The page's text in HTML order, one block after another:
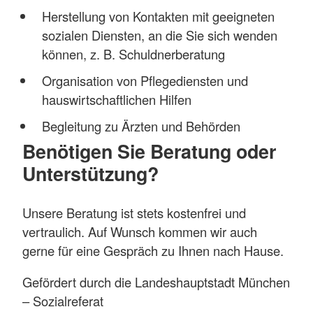
Herstellung von Kontakten mit geeigneten
sozialen Diensten, an die Sie sich wenden
können, z. B. Schuldnerberatung
Organisation von Pflegediensten und
hauswirtschaftlichen Hilfen
Begleitung zu Ärzten und Behörden
Benötigen Sie Beratung oder
Unterstützung?
Unsere Beratung ist stets kostenfrei und
vertraulich. Auf Wunsch kommen wir auch
gerne für eine Gespräch zu Ihnen nach Hause.
Gefördert durch die Landeshauptstadt München
– Sozialreferat